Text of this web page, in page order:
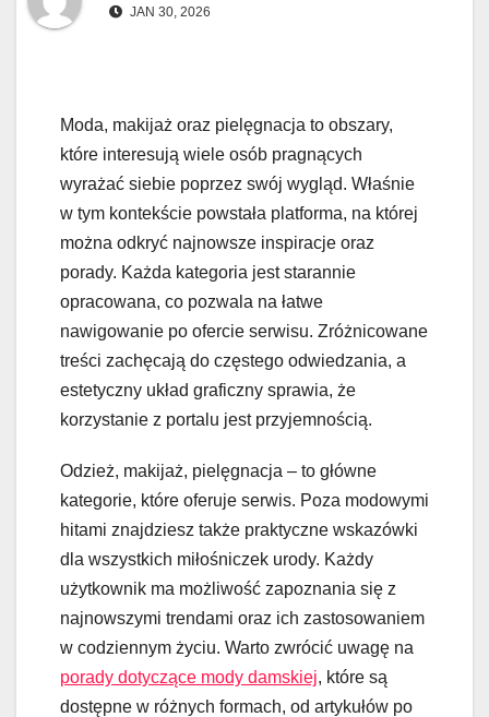
JAN 30, 2026
Moda, makijaż oraz pielęgnacja to obszary,
które interesują wiele osób pragnących
wyrażać siebie poprzez swój wygląd. Właśnie
w tym kontekście powstała platforma, na której
można odkryć najnowsze inspiracje oraz
porady. Każda kategoria jest starannie
opracowana, co pozwala na łatwe
nawigowanie po ofercie serwisu. Zróżnicowane
treści zachęcają do częstego odwiedzania, a
estetyczny układ graficzny sprawia, że
korzystanie z portalu jest przyjemnością.
Odzież, makijaż, pielęgnacja – to główne
kategorie, które oferuje serwis. Poza modowymi
hitami znajdziesz także praktyczne wskazówki
dla wszystkich miłośniczek urody. Każdy
użytkownik ma możliwość zapoznania się z
najnowszymi trendami oraz ich zastosowaniem
w codziennym życiu. Warto zwrócić uwagę na
porady dotyczące mody damskiej, które są
dostępne w różnych formach, od artykułów po